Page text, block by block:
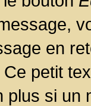
en
petit
plus si un